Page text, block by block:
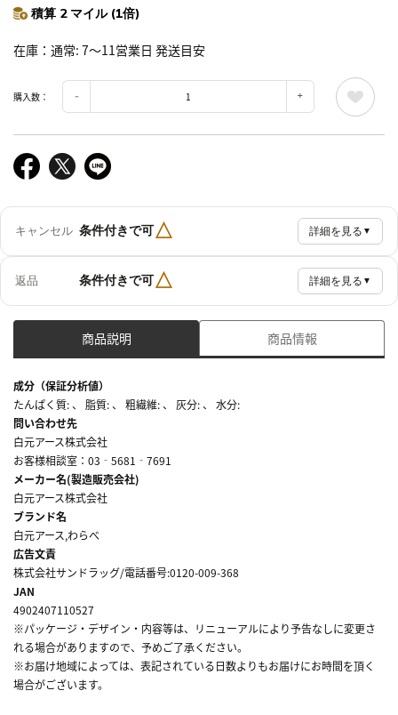
積算 2 マイル (1倍)
在庫 通常: 7～11営業日 発送目安
購入数：
キャンセル 条件付きで可△ 詳細を見る ▼
返品 条件付きで可△ 詳細を見る ▼
商品説明 商品情報
成分（保証分析値）
たんぱく質: 、 脂質: 、 粗繊維: 、 灰分: 、 水分:
問い合わせ先
白元アース株式会社
お客様相談室：03‐5681‐7691
メーカー名(製造販売会社)
白元アース株式会社
ブランド名
白元アース,わらべ
広告文責
株式会社サンドラッグ/電話番号:0120-009-368
JAN
4902407110527
※パッケージ・デザイン・内容等は、リニューアルにより予告なしに変更さ
れる場合がありますので、予めご了承ください。
※お届け地域によっては、表記されている日数よりもお届けにお時間を頂く
場合がございます。